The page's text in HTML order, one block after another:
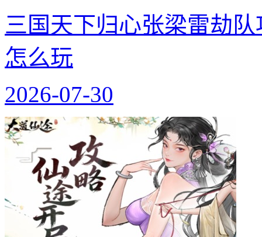
三国天下归心张梁雷劫
怎么玩
2026-07-30